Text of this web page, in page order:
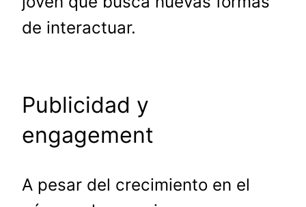
de interactuar.
Publicidad y
engagement
A pesar del crecimiento en el